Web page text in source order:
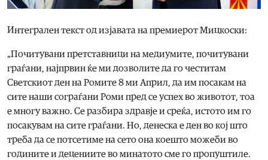
Интегрален текст од изјавата на премиерот Мицкоски:
„Почитувани претставници на медиумите, почитувани
граѓани, најпрвин ќе ми дозволите да го честитам
Светскиот ден на Ромите 8 ми Април, да им посакам на
сите наши сограѓани Роми пред се успех во животот, тоа
е многу важно. Се разбира здравје и среќа, истото им го
посакувам на сите граѓани. Но, денеска е ден во кој што
треба да се потсетиме на сето она коешто можеби во
годините и децениите во минатото сме го пропуштиле.